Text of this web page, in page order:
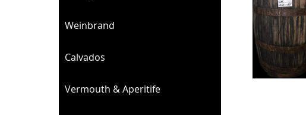
Weinbrand
Calvados
Vermouth & Aperitife